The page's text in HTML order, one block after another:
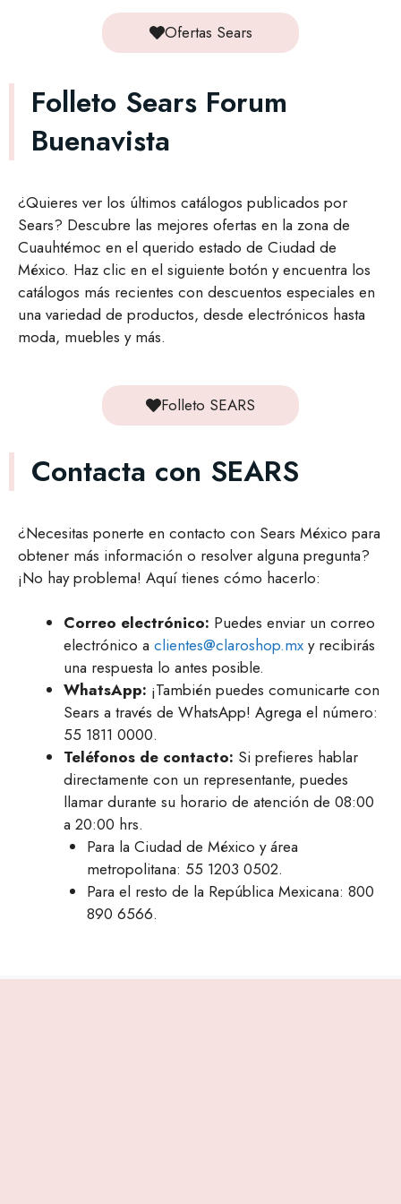
Ofertas Sears
Folleto Sears Forum
Buenavista
¿Quieres ver los últimos catálogos publicados por
Sears? Descubre las mejores ofertas en la zona de
Cuauhtémoc en el querido estado de Ciudad de
México. Haz clic en el siguiente botón y encuentra los
catálogos más recientes con descuentos especiales en
una variedad de productos, desde electrónicos hasta
moda, muebles y más.
Folleto SEARS
Contacta con SEARS
¿Necesitas ponerte en contacto con Sears México para
obtener más información o resolver alguna pregunta?
¡No hay problema! Aquí tienes cómo hacerlo:
Correo electrónico: Puedes enviar un correo
electrónico a clientes@claroshop.mx y recibirás
una respuesta lo antes posible.
WhatsApp: ¡También puedes comunicarte con
Sears a través de WhatsApp! Agrega el número:
55 1811 0000.
Teléfonos de contacto: Si prefieres hablar
directamente con un representante, puedes
llamar durante su horario de atención de 08:00
a 20:00 hrs.
Para la Ciudad de México y área
metropolitana: 55 1203 0502.
Para el resto de la República Mexicana: 800
890 6566.